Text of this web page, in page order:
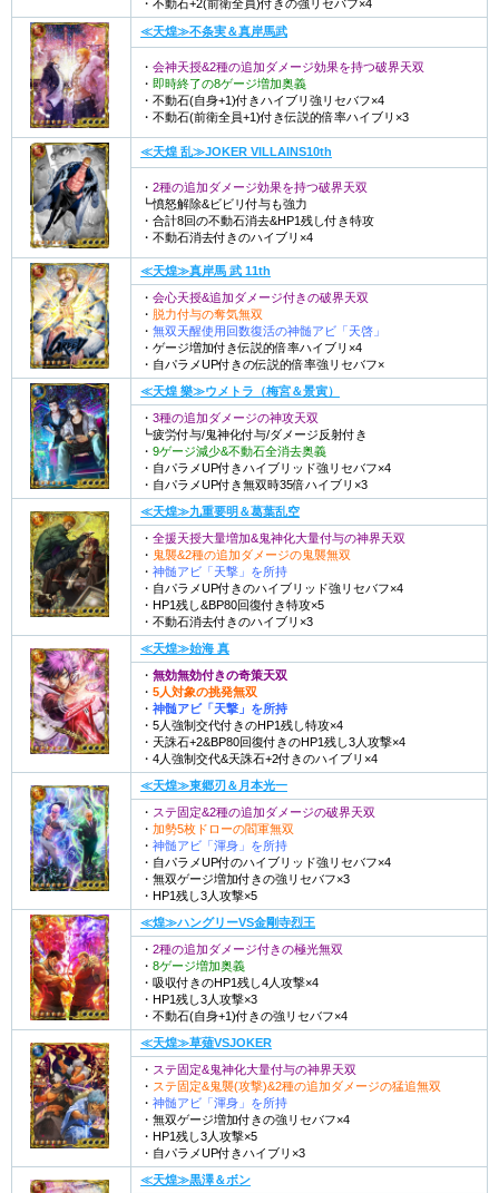
・不動石+2(前衛全員)付きの強リセバフ×4
≪天煌≫不条実＆真岸馬武
・ 会神天授&2種の追加ダメージ効果を持つ破界天双
・ 即時終了の8ゲージ増加奥義
・不動石(自身+1)付きハイブリ強リセバフ×4
・不動石(前衛全員+1)付き伝説的倍率ハイブリ×3
≪天煌 乱≫JOKER VILLAINS10th
・ 2種の追加ダメージ効果を持つ破界天双
┗憤怒解除&ビビリ付与も強力
・合計8回の不動石消去&HP1残し付き特攻
・不動石消去付きのハイブリ×4
≪天煌≫真岸馬 武 11th
・ 会心天授&追加ダメージ付きの破界天双
・ 脱力付与の奪気無双
・ 無双天醒使用回数復活の神髄アビ「天啓」
・ゲージ増加付き伝説的倍率ハイブリ×4
・自パラメUP付きの伝説的倍率強リセバフ×
≪天煌 樂≫ウメトラ（梅宮＆景寅）
・ 3種の追加ダメージの神攻天双
┗疲労付与/鬼神化付与/ダメージ反射付き
・ 9ゲージ減少&不動石全消去奥義
・自パラメUP付きハイブリッド強リセバフ×4
・自パラメUP付き無双時35倍ハイブリ×3
≪天煌≫九重要明＆葛葉乱空
・ 全援天授大量増加&鬼神化大量付与の神界天双
・ 鬼襲&2種の追加ダメージの鬼襲無双
・ 神髄アビ「天撃」を所持
・自パラメUP付きのハイブリッド強リセバフ×4
・HP1残し&BP80回復付き特攻×5
・不動石消去付きのハイブリ×3
≪天煌≫始海 真
・ 無効無効付きの奇策天双
・ 5人対象の挑発無双
・ 神髄アビ「天撃」を所持
・5人強制交代付きのHP1残し特攻×4
・天誅石+2&BP80回復付きのHP1残し3人攻撃×4
・4人強制交代&天誅石+2付きのハイブリ×4
≪天煌≫東郷刃＆月本光一
・ ステ固定&2種の追加ダメージの破界天双
・ 加勢5枚ドローの閻軍無双
・ 神髄アビ「渾身」を所持
・自パラメUP付のハイブリッド強リセバフ×4
・無双ゲージ増加付きの強リセバフ×3
・HP1残し3人攻撃×5
≪煌≫ハングリーVS金剛寺烈王
・ 2種の追加ダメージ付きの極光無双
・ 8ゲージ増加奥義
・吸収付きのHP1残し4人攻撃×4
・HP1残し3人攻撃×3
・不動石(自身+1)付きの強リセバフ×4
≪天煌≫草薙VSJOKER
・ ステ固定&鬼神化大量付与の神界天双
・ ステ固定&鬼襲(攻撃)&2種の追加ダメージの猛追無双
・ 神髄アビ「渾身」を所持
・無双ゲージ増加付きの強リセバフ×4
・HP1残し3人攻撃×5
・自パラメUP付きハイブリ×3
≪天煌≫黒澤＆ボン